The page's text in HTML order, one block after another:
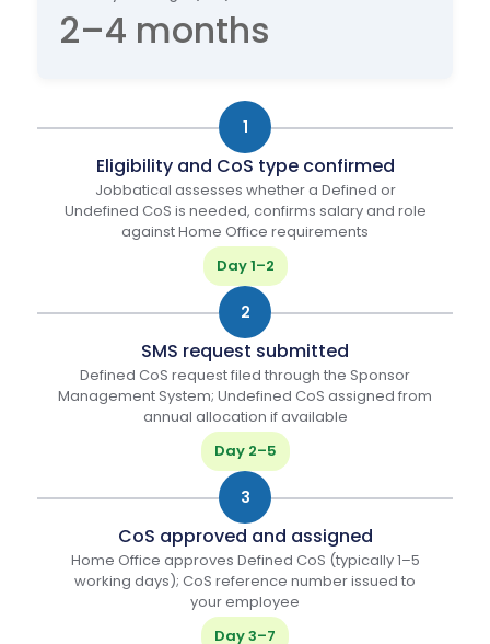
2–4 months
1
Eligibility and CoS type confirmed
Jobbatical assesses whether a Defined or
Undefined CoS is needed, confirms salary and role
against Home Office requirements
Day 1–2
2
SMS request submitted
Defined CoS request filed through the Sponsor
Management System; Undefined CoS assigned from
annual allocation if available
Day 2–5
3
CoS approved and assigned
Home Office approves Defined CoS (typically 1–5
working days); CoS reference number issued to
your employee
Day 3–7